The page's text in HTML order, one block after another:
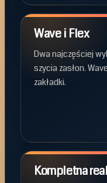
Wave i Flex
Dwa najczęściej
szycia zasłon.
zakładki.
Kompletna